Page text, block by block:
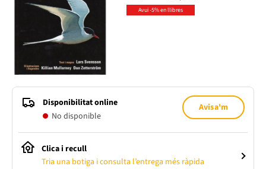
Avui -5% en llibres
Disponibilitat online
No disponible
Avisa'm
Clica i recull
Tria una botiga i consulta l’entrega més ràpida